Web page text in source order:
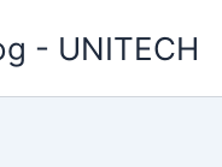
- UNITECH